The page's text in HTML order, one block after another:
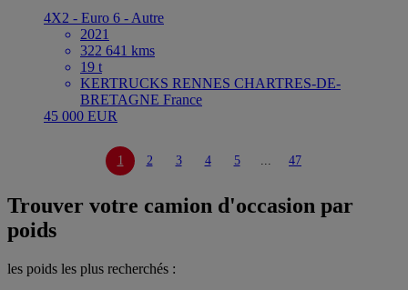
4X2 - Euro 6 - Autre
2021
322 641 kms
19 t
KERTRUCKS RENNES CHARTRES-DE-
BRETAGNE France
45 000 EUR
1 2 3 4 5 ... 47
Trouver votre camion d'occasion par
poids
les poids les plus recherchés :